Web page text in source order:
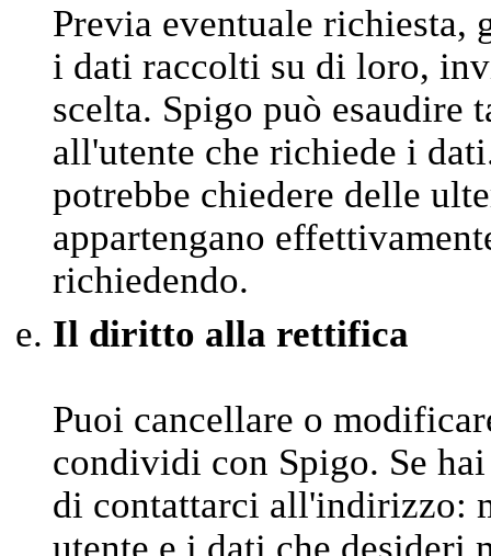
Previa eventuale richiesta,
i dati raccolti su di loro,
scelta. Spigo può
all'utente che richiede i
potrebbe chiedere delle
appartengano
richiedendo.
Il diritto alla rettifica
Puoi cancellare o
condividi con Spigo. Se
di contattarci all'indirizzo:
utente e i dati che desideri